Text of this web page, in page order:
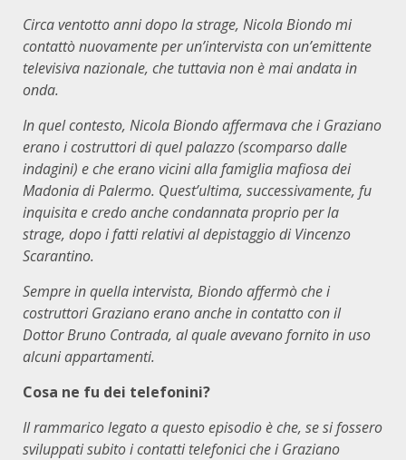
Circa ventotto anni dopo la strage, Nicola Biondo mi
contattò nuovamente per un’intervista con un’emittente
televisiva nazionale, che tuttavia non è mai andata in
onda.
In quel contesto, Nicola Biondo affermava che i Graziano
erano i costruttori di quel palazzo (scomparso dalle
indagini) e che erano vicini alla famiglia mafiosa dei
Madonia di Palermo. Quest’ultima, successivamente, fu
inquisita e credo anche condannata proprio per la
strage, dopo i fatti relativi al depistaggio di Vincenzo
Scarantino.
Sempre in quella intervista, Biondo affermò che i
costruttori Graziano erano anche in contatto con il
Dottor Bruno Contrada, al quale avevano fornito in uso
alcuni appartamenti.
Cosa ne fu dei telefonini?
Il rammarico legato a questo episodio è che, se si fossero
sviluppati subito i contatti telefonici che i Graziano